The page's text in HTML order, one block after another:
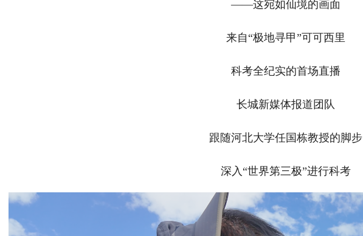
——这宛如仙境的画面
来自“极地寻甲”可可西里
科考全纪实的首场直播
长城新媒体报道团队
跟随河北大学任国栋教授的脚步
深入“世界第三极”进行科考